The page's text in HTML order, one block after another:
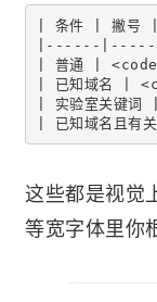
| 条件 | 撇号 |
|------
| 普通 |
| 已知域名 |
| 实验室关键
| 已知域名且
这些都是视觉
等宽字体里你